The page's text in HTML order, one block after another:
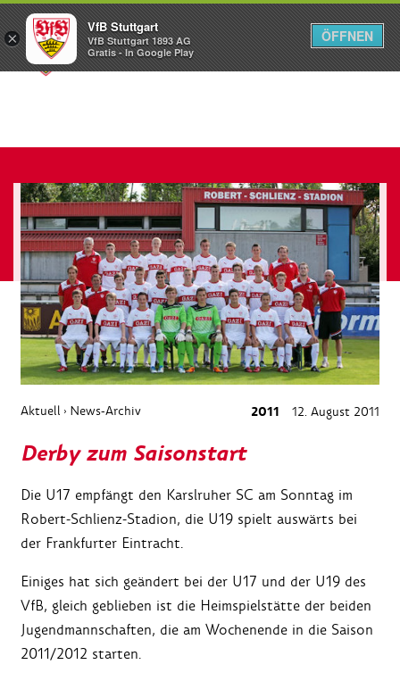
Menü
Aktuell › News-Archiv 2011 12. August 2011
Derby zum Saisonstart
Die U17 empfängt den Karslruher SC am Sonntag im
Robert-Schlienz-Stadion, die U19 spielt auswärts bei
der Frankfurter Eintracht.
Einiges hat sich geändert bei der U17 und der U19 des
VfB, gleich geblieben ist die Heimspielstätte der beiden
Jugendmannschaften, die am Wochenende in die Saison
2011/2012 starten.
×
VfB Stuttgart
VfB Stuttgart 1893 AG
Gratis - In Google Play
ÖFFNEN